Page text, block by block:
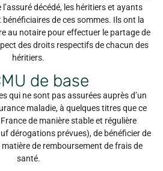
décédé, les héritiers et ayants
bénéficiaires de ces sommes. Ils ont la
au notaire pour effectuer le partage de
des droits respectifs de chacun des
héritiers.
de base
qui ne sont pas assurées auprès d’un
maladie, à quelques titres que ce
de manière stable et régulière
dérogations prévues), de bénéficier de
de remboursement de frais de
santé.